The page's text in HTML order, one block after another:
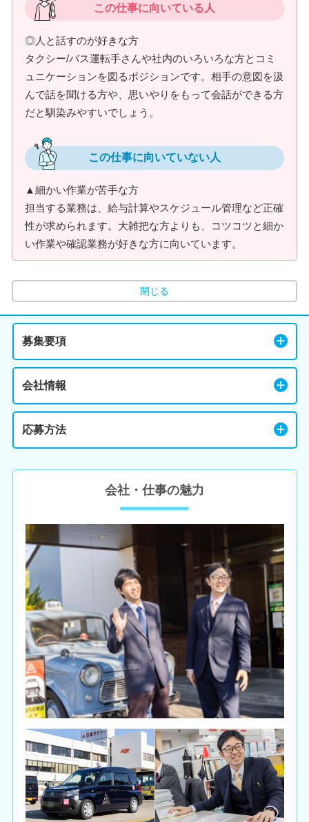
この仕事に向いている人
◎人と話すのが好きな方
タクシー/バス運転手さんや社内のいろいろな方とコミ
ュニケーションを図るポジションです。相手の意図を汲
んで話を聞ける方や、思いやりをもって会話ができる方
だと馴染みやすいでしょう。
この仕事に向いていない人
▲細かい作業が苦手な方
担当する業務は、給与計算やスケジュール管理など正確
性が求められます。大雑把な方よりも、コツコツと細か
い作業や確認業務が好きな方に向いています。
閉じる
募集要項
会社情報
応募方法
会社・仕事の魅力